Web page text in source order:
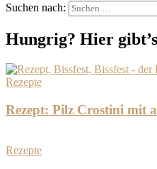
Suchen nach:
Hungrig? Hier
Rezepte
Rezept: Pilz Crostini mit
Rezepte